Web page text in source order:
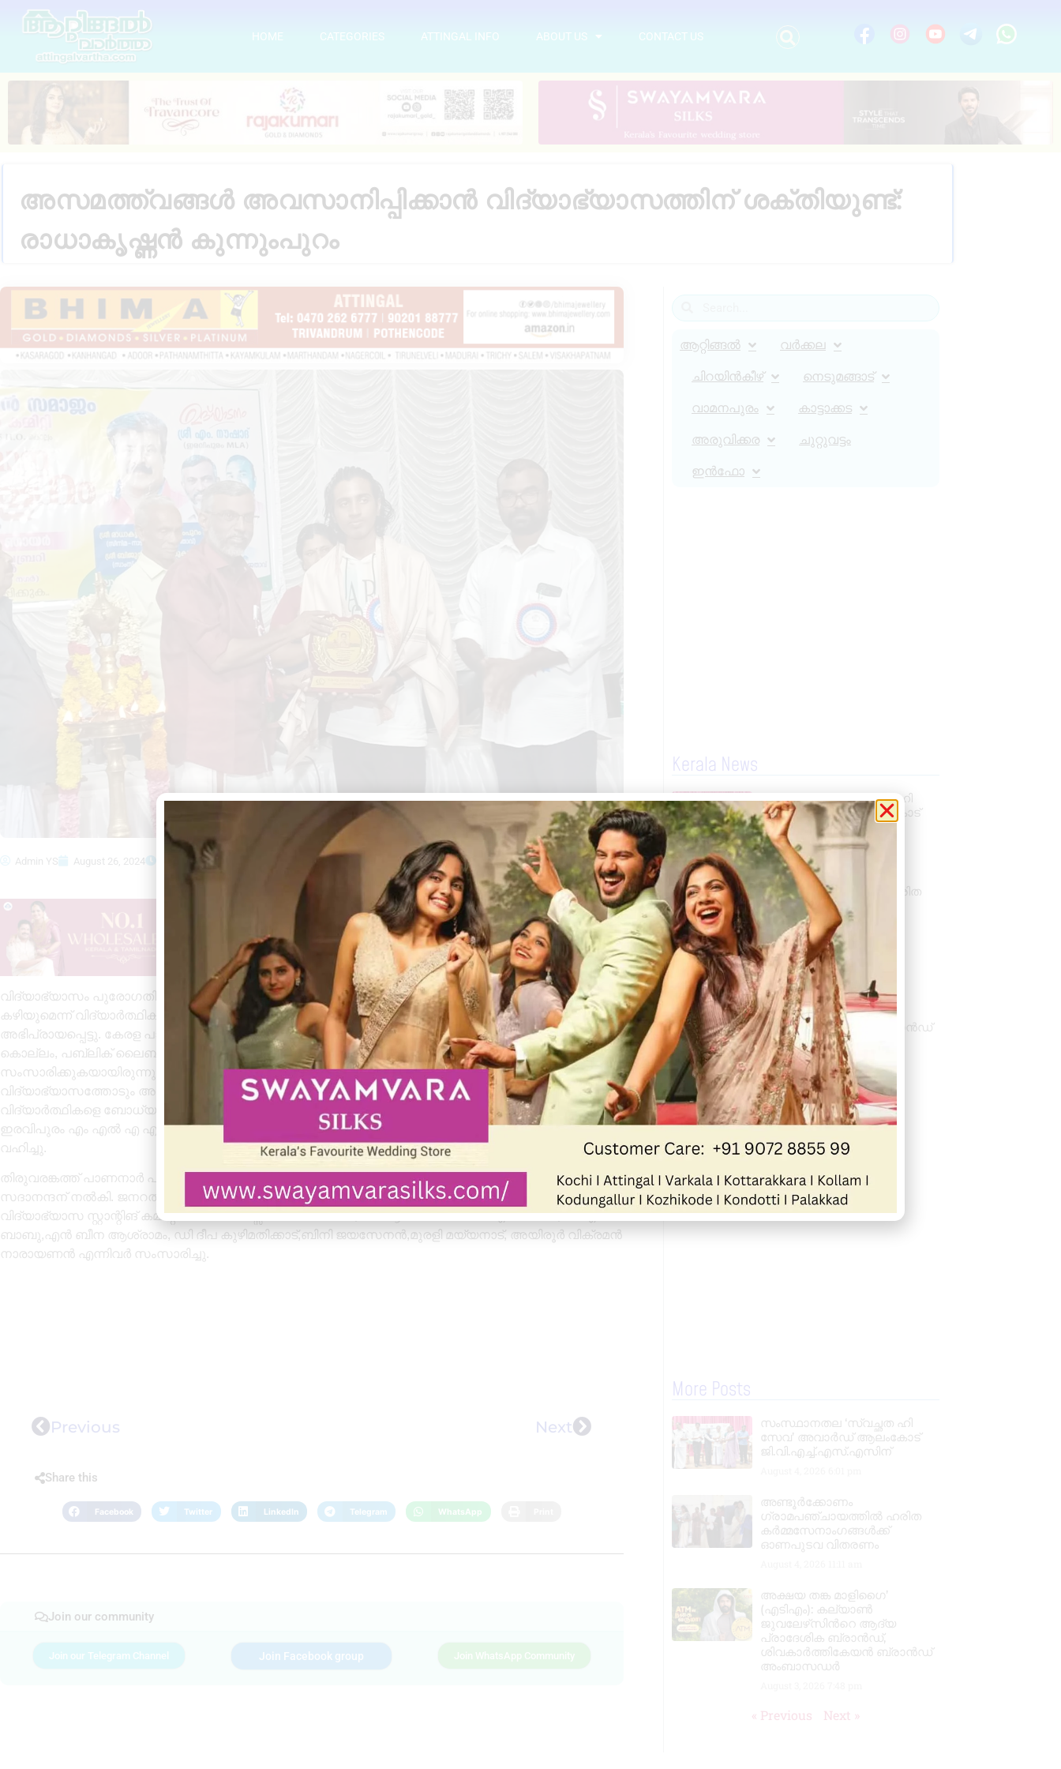
HOME CATEGORIES ATTINGAL INFO ABOUT US CONTACT US
അസമത്ത്വങ്ങൾ അവസാനിപ്പിക്കാൻ വിദ്യാഭ്യാസത്തിന് ശക്തിയുണ്ട്:
രാധാകൃഷ്ണൻ കുന്നുംപുറം
Admin YS August 26, 2024 Categories :ചുറ്റുവട്ടം
വിദ്യാഭ്യാസം പുരോഗതി നേടുന്നതോടെ സമൂഹത്തിലെ അസമത്ത്വങ്ങൾ അവസാനിപ്പിക്കാൻ
കഴിയുമെന്ന് വിദ്യാർത്ഥികൾ തിരിച്ചറിയണമെന്ന് കവിയും ഗാനരചയിതാവുമായ രാധാകൃഷ്ണൻ കുന്നുംപുറം
അഭിപ്രായപ്പെട്ടു. കേരള പാണൻ സമാജം ( കെ പി എസ് )സംസ്ഥാന സമ്മേളനത്തിന്റെ ഭാഗമായി
കൊല്ലം, പബ്ലിക് ലൈബ്രറി ഹാളിൽ വിദ്യാഭ്യാസ അവാർഡ് വിതരണം ചെയ്ത്
സംസാരിക്കുകയായിരുന്നു അദ്ദേഹം. ലോകം ഇന്നു കാണുന്ന എല്ലാ നേട്ടങ്ങളോടും നാം കടപ്പെട്ടിരിക്കുന്നത്
വിദ്യാഭ്യാസത്തോടും അറിവിനോടുമാണ് അതിനാൽ അറിവാണ് വഴിവെളിച്ചമെന്നറിയാൻ
വിദ്യാർത്ഥികളെ ബോധ്യപ്പെടുത്തേണ്ടത് മുതിർന്നവരുടെ കടമയാണെന്നദ്ദേഹം പറഞ്ഞു.സമ്മേളനം
ഇരവിപുരം എം എൽ എ എം നൗഷാദ് ഉത്ഘാടനം ചെയ്തു. സംസ്ഥാന പ്രസിഡന്റ് പി തങ്കപ്പൻ അധ്യക്ഷത
വഹിച്ചു.
തിരുവരങ്കത്ത് പാണനാർ പുരസ്‌കാരം ജൂറി ചെയർമാൻ ബിജുമോൻ പന്തിരുകുലം കണ്ണനെല്ലൂർ
സദാനന്ദന് നൽകി. ജനറൽ സെക്രട്ടറി ചിറയിൻകീഴ് അജിനികുമാർ, കൊല്ലം കോർപ്പറേഷൻ
വിദ്യാഭ്യാസ സ്റ്റാന്റിങ് കമ്മിറ്റി ചെയ്യർപേഴ്സൻ സവിതാദേവി,കെ ആർ രാജേന്ദ്രൻ ഐവർക്കാല,ബി എസ്
ബാബു,എൻ ബീന ആശ്രാമം, ഡി ദീപ കുഴിമതിക്കാട്,ബിനി ജയസേനൻ,മുരളി മയ്യനാട്, അയിരൂർ വിക്രമൻ
നാരായണൻ എന്നിവർ സംസാരിച്ചു.
Previous Next
Share this
Facebook Twitter LinkedIn Telegram WhatsApp
Join our community
Join our Telegram Channel Join Facebook group Join WhatsApp Community
ആറ്റിങ്ങൽ വർക്കല
ചിറയിൻകീഴ് നെടുമങ്ങാട്
വാമനപുരം കാട്ടാക്കട
അരുവിക്കര ചുറ്റുവട്ടം
ഇൻഫോ
Kerala News
സംസ്ഥാനതല ‘സ്വച്ഛത ഹി
സേവ’ അവാർഡ് ആലംകോട്
ജി.വി.എച്ച്.എസ്.എസിന്
August 4, 20266:01 pm
അണ്ടൂർക്കോണം
ഗ്രാമപഞ്ചായത്തിൽ ഹരിത
കർമ്മസേനാംഗങ്ങൾക്ക്
ഓണപുടവ വിതരണം
August 4, 202611:11 am
അക്ഷയ തങ്ക മാളിഗൈ’
(എടിഎം): കല്യാണ്‍
ജുവലേഴ്‌സിന്‍റെ ആദ്യ
പ്രാദേശിക ബ്രാന്‍ഡ്,
ശിവകാര്‍ത്തികേയന്‍ ബ്രാന്‍ഡ്
അംബാസഡര്‍
August 3, 2026 7:48 pm
« Previous Next »
More Posts
സംസ്ഥാനതല ‘സ്വച്ഛത ഹി
സേവ’ അവാർഡ് ആലംകോട്
ജി.വി.എച്ച്.എസ്.എസിന്
അണ്ടൂർക്കോണം
ഗ്രാമപഞ്ചായത്തിൽ ഹരിത
കർമ്മസേനാംഗങ്ങൾക്ക്
ഓണപുടവ വിതരണം
അക്ഷയ തങ്ക മാളിഗൈ’
(എടിഎം): കല്യാണ്‍
ജുവലേഴ്‌സിന്‍റെ ആദ്യ
പ്രാദേശിക ബ്രാന്‍ഡ്,
ശിവകാര്‍ത്തികേയന്‍ ബ്രാന്‍ഡ്
അംബാസഡര്‍
« Previous Next »